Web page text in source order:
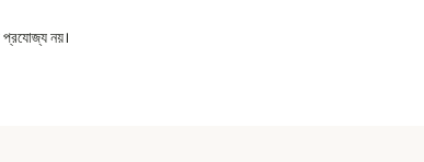
প্রযোজ্য নয়।